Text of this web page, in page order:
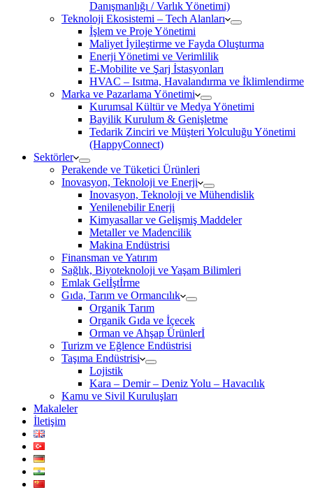
Danışmanlığı / Varlık Yönetimi)
Teknoloji Ekosistemi – Tech Alanları
İşlem ve Proje Yönetimi
Maliyet İyileştirme ve Fayda Oluşturma
Enerji Yönetimi ve Verimlilik
E-Mobilite ve Şarj İstasyonları
HVAC – Isıtma, Havalandırma ve İklimlendirme
Marka ve Pazarlama Yönetimi
Kurumsal Kültür ve Medya Yönetimi
Bayilik Kurulum & Genişletme
Tedarik Zinciri ve Müşteri Yolculuğu Yönetimi
(HappyConnect)
Sektörler
Perakende ve Tüketici Ürünleri
Inovasyon, Teknoloji ve Enerji
Inovasyon, Teknoloji ve Mühendislik
Yenilenebilir Enerji
Kimyasallar ve Gelişmiş Maddeler
Metaller ve Madencilik
Makina Endüstrisi
Finansman ve Yatırım
Sağlık, Biyoteknoloji ve Yaşam Bilimleri
Emlak Gelİştİrme
Gıda, Tarım ve Ormancılık
Organik Tarım
Organik Gıda ve İçecek
Orman ve Ahşap Ürünlerİ
Turizm ve Eğlence Endüstrisi
Taşıma Endüstrisi
Lojistik
Kara – Demir – Deniz Yolu – Havacılık
Kamu ve Sivil Kuruluşları
Makaleler
İletişim